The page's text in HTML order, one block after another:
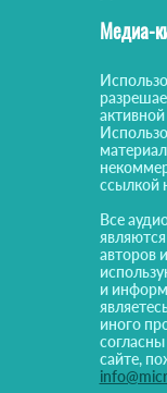
Медиа-
ссылкой
Все
авторов
и
иного
сайте,